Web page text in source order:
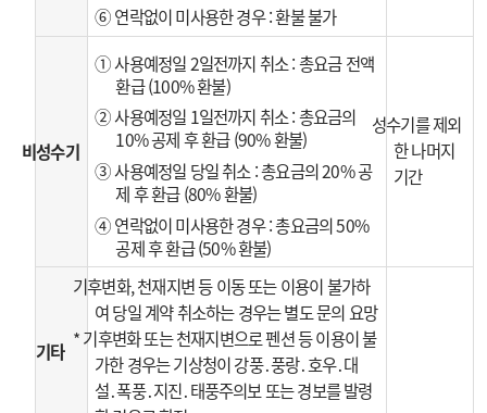
⑥ 연락없이 미사용한 경우 : 환불 불가
비성수기
① 사용예정일 2일전까지 취소 : 총요금 전액
환급 (100% 환불)
② 사용예정일 1일전까지 취소 : 총요금의
10% 공제 후 환급 (90% 환불)
③ 사용예정일 당일 취소 : 총요금의 20% 공
제 후 환급 (80% 환불)
④ 연락없이 미사용한 경우 : 총요금의 50%
공제 후 환급 (50% 환불)
성수기를 제외
한 나머지
기간
기타
기후변화, 천재지변 등 이동 또는 이용이 불가하
여 당일 계약 취소하는 경우는 별도 문의 요망
* 기후변화 또는 천재지변으로 펜션 등 이용이 불
가한 경우는 기상청이 강풍․풍랑․호우․대
설․폭풍․지진․태풍주의보 또는 경보를 발령